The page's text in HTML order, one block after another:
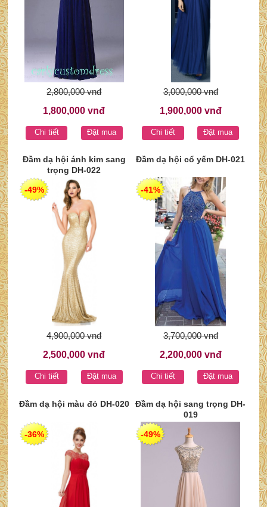
2,800,000 vnđ
1,800,000 vnđ
Chi tiết Đặt mua
3,000,000 vnđ
1,900,000 vnđ
Chi tiết Đặt mua
Đầm dạ hội ánh kim sang
trọng DH-022
-49%
4,900,000 vnđ
2,500,000 vnđ
Chi tiết Đặt mua
Đầm dạ hội cổ yếm DH-021
-41%
3,700,000 vnđ
2,200,000 vnđ
Chi tiết Đặt mua
Đầm dạ hội màu đỏ DH-020
-36%
Đầm dạ hội sang trọng DH-
019
-49%